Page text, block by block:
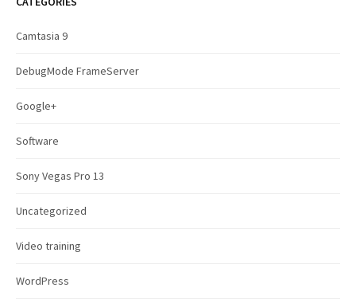
f
r
Camtasia 9
DebugMode FrameServer
Google+
Software
Sony Vegas Pro 13
Uncategorized
Video training
WordPress